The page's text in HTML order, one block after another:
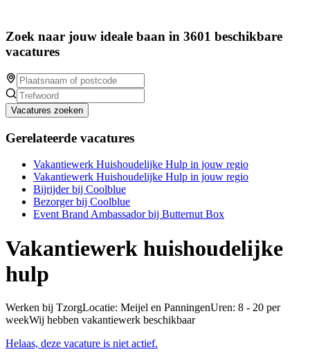
Zoek naar jouw ideale baan in 3601 beschikbare
vacatures
Vacatures zoeken
Gerelateerde vacatures
Vakantiewerk Huishoudelijke Hulp in jouw regio
Vakantiewerk Huishoudelijke Hulp in jouw regio
Bijrijder bij Coolblue
Bezorger bij Coolblue
Event Brand Ambassador bij Butternut Box
Vakantiewerk huishoudelijke
hulp
Werken bij TzorgLocatie: Meijel en PanningenUren: 8 - 20 per
weekWij hebben vakantiewerk beschikbaar
Helaas, deze vacature is niet actief.